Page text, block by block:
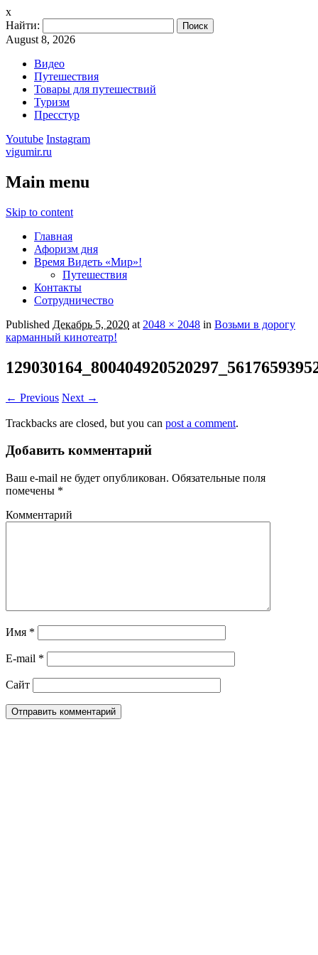
x
Найти:
August 8, 2026
Видео
Путешествия
Товары для путешествий
Туризм
Пресстур
Youtube Instagram
vigumir.ru
Main menu
Skip to content
Главная
Афоризм дня
Время Видеть «Мир»!
Путешествия
Контакты
Сотрудничество
Published Декабрь 5, 2020 at 2048 × 2048 in Возьми в дорогу
карманный кинотеатр!
← Previous Next →
Trackbacks are closed, but you can post a comment.
Добавить комментарий
Ваш e-mail не будет опубликован. Обязательные поля
помечены *
Комментарий
Имя *
E-mail *
Сайт